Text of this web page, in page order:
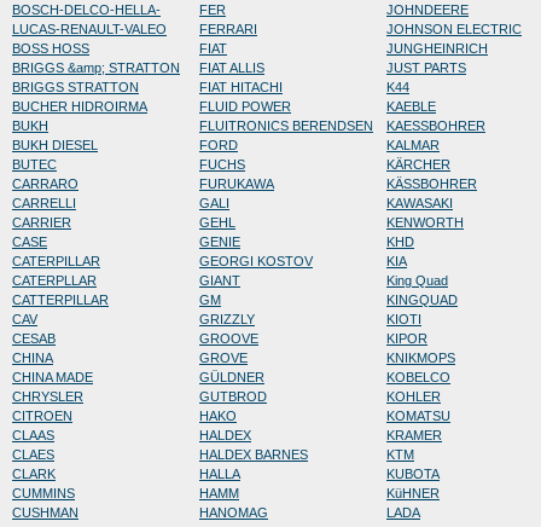
BOSCH-DELCO-HELLA-
LUCAS-RENAULT-VALEO
BOSS HOSS
BRIGGS &amp; STRATTON
BRIGGS STRATTON
BUCHER HIDROIRMA
BUKH
BUKH DIESEL
BUTEC
CARRARO
CARRELLI
CARRIER
CASE
CATERPILLAR
CATERPLLAR
CATTERPILLAR
CAV
CESAB
CHINA
CHINA MADE
CHRYSLER
CITROEN
CLAAS
CLAES
CLARK
CUMMINS
CUSHMAN
FER
FERRARI
FIAT
FIAT ALLIS
FIAT HITACHI
FLUID POWER
FLUITRONICS BERENDSEN
FORD
FUCHS
FURUKAWA
GALI
GEHL
GENIE
GEORGI KOSTOV
GIANT
GM
GRIZZLY
GROOVE
GROVE
GÜLDNER
GUTBROD
HAKO
HALDEX
HALDEX BARNES
HALLA
HAMM
HANOMAG
JOHNDEERE
JOHNSON ELECTRIC
JUNGHEINRICH
JUST PARTS
K44
KAEBLE
KAESSBOHRER
KALMAR
KÄRCHER
KÄSSBOHRER
KAWASAKI
KENWORTH
KHD
KIA
King Quad
KINGQUAD
KIOTI
KIPOR
KNIKMOPS
KOBELCO
KOHLER
KOMATSU
KRAMER
KTM
KUBOTA
KüHNER
LADA